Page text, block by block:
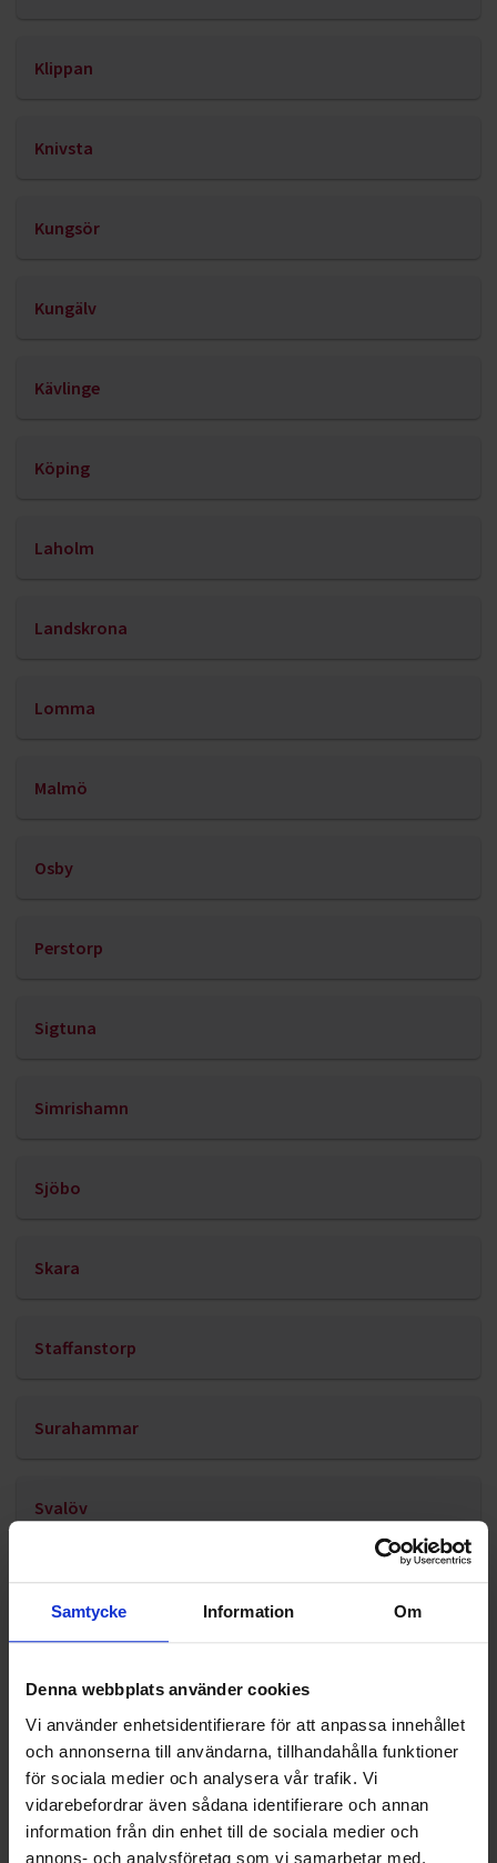
Samtycke Information Om
Denna webbplats använder cookies
Vi använder enhetsidentifierare för att anpassa innehållet
och annonserna till användarna, tillhandahålla funktioner
för sociala medier och analysera vår trafik. Vi
vidarebefordrar även sådana identifierare och annan
information från din enhet till de sociala medier och
annons- och analysföretag som vi samarbetar med.
Klippan
Knivsta
Kungsör
Kungälv
Kävlinge
Köping
Laholm
Landskrona
Lomma
Malmö
Osby
Perstorp
Sigtuna
Simrishamn
Sjöbo
Skara
Staffanstorp
Surahammar
Svalöv
Svedala
Upplands-Bro
Uppsala